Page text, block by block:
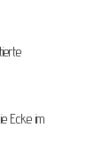
Ecke im